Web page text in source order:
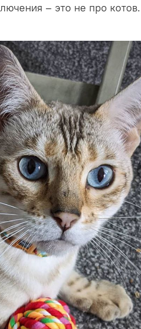
– это не про